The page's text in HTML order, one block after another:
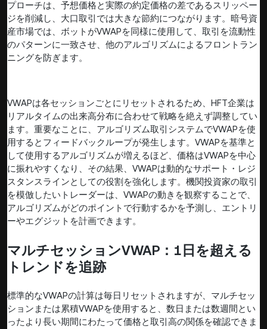
プローチは、予想価格と実際の約定価格の差であるスリッペー
ジを削減し、大口取引では大きな節約につながります。暗号資
産市場では、ボットがVWAPを同様に使用して、取引を流動性
のパターンに一致させ、他のアルゴリズムによるフロントラン
ニングを防ぎます。
VWAPは各セッションごとにリセットされるため、HFT企業は
リアルタイムの出来高分布に合わせて戦略を絶えず調整してい
ます。重要なことに、アルゴリズム取引システムでVWAPを使
用するとフィードバックループが発生します。VWAPを基準と
して使用するアルゴリズムが増えるほど、価格はVWAPを中心
に振れやすくなり、その結果、VWAPは動的なサポート・レジ
スタンスラインとしての役割を強化します。機関投資家の取引
を模倣したいトレーダーは、VWAPの動きを観察することで、
アルゴリズムがどのポイントで行動するかを予測し、エントリ
ーやエグジットを計画できます。
マルチセッションVWAP：1日を超える
トレンドを追跡
標準的なVWAPの計算は毎日リセットされますが、マルチセッ
ションまたは累積VWAPを使用すると、数日または数週間とい
ったより長い期間にわたって価格と取引高の関係を確認できま